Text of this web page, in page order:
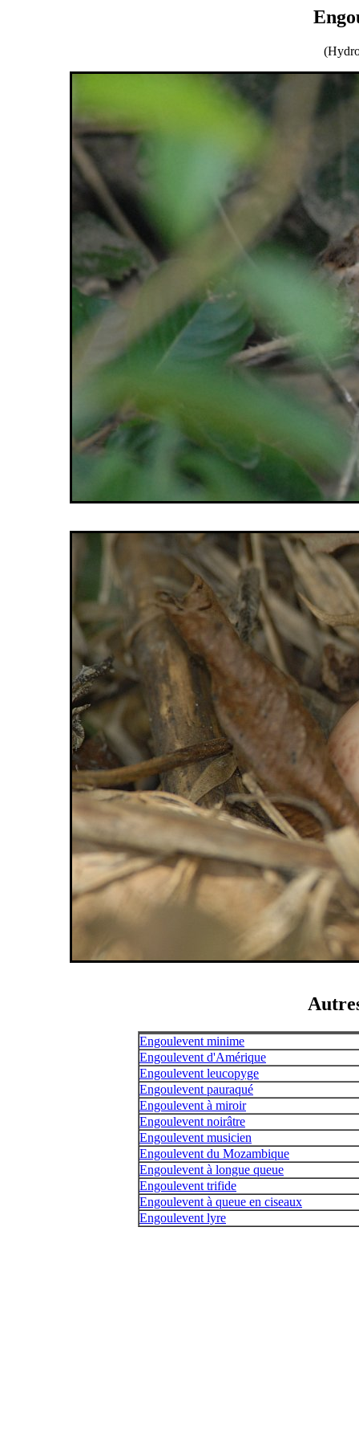
Engoulevent minime
Engoulevent d'Amérique
Engoulevent leucopyge
Engoulevent pauraqué
Engoulevent à miroir
Engoulevent noirâtre
Engoulevent musicien
Engoulevent du Mozambique
Engoulevent à longue queue
Engoulevent trifide
Engoulevent à queue en ciseaux
Engoulevent lyre